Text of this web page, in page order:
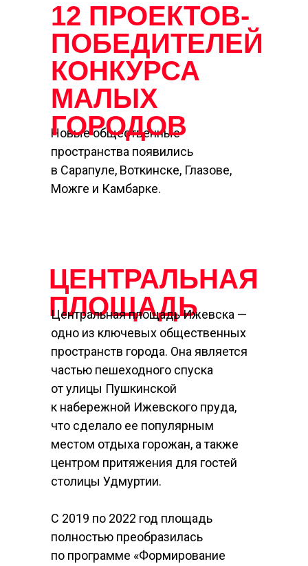
Новые общественные
пространства появились
в Сарапуле, Воткинске, Глазове,
Можге и Камбарке.
12 ПРОЕКТОВ-
ПОБЕДИТЕЛЕЙ
КОНКУРСА
МАЛЫХ
ГОРОДОВ
ЦЕНТРАЛЬНАЯ
ПЛОЩАДЬ
Центральная площадь Ижевска —
одно из ключевых общественных
пространств города. Она является
частью пешеходного спуска
от улицы Пушкинской
к набережной Ижевского пруда,
что сделало ее популярным
местом отдыха горожан, а также
центром притяжения для гостей
столицы Удмуртии.
С 2019 по 2022 год площадь
полностью преобразилась
по программе «Формирование